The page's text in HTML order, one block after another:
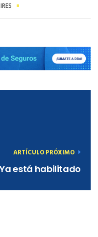
ARTÍCULO PRÓXIMO
Ya está habilitado